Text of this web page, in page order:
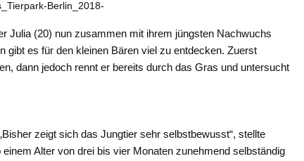
Berlin_2018-
Julia (20) nun zusammen mit ihrem jüngsten Nachwuchs
gibt es für den kleinen Bären viel zu entdecken. Zuerst
dann jedoch rennt er bereits durch das Gras und untersucht
zeigt sich das Jungtier sehr selbstbewusst“, stellte
Alter von drei bis vier Monaten zunehmend selbständig